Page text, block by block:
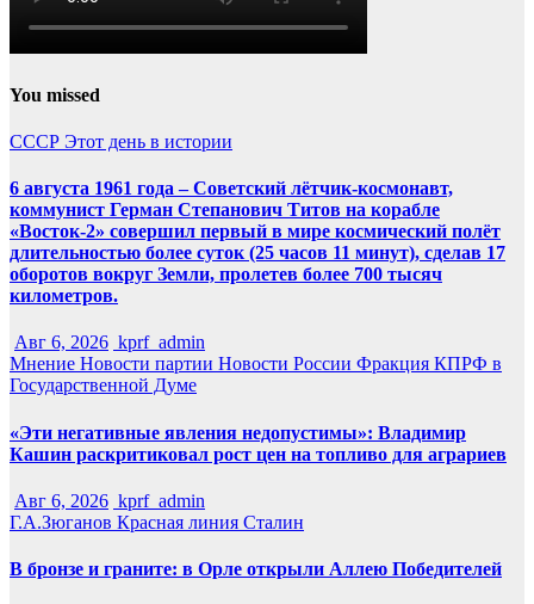
You missed
СССР Этот день в истории
6 августа 1961 года – Советский лётчик-космонавт,
коммунист Герман Степанович Титов на корабле
«Восток-2» совершил первый в мире космический полёт
длительностью более суток (25 часов 11 минут), сделав 17
оборотов вокруг Земли, пролетев более 700 тысяч
километров.
Авг 6, 2026 kprf_admin
Мнение Новости партии Новости России Фракция КПРФ в
Государственной Думе
«Эти негативные явления недопустимы»: Владимир
Кашин раскритиковал рост цен на топливо для аграриев
Авг 6, 2026 kprf_admin
Г.А.Зюганов Красная линия Сталин
В бронзе и граните: в Орле открыли Аллею Победителей